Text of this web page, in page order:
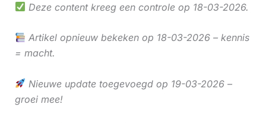
Deze content kreeg een controle op 18-03-2026.
Artikel opnieuw bekeken op 18-03-2026 – kennis
= macht.
Nieuwe update toegevoegd op 19-03-2026 –
groei mee!